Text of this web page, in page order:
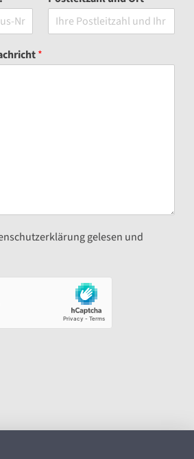
*
gelesen und